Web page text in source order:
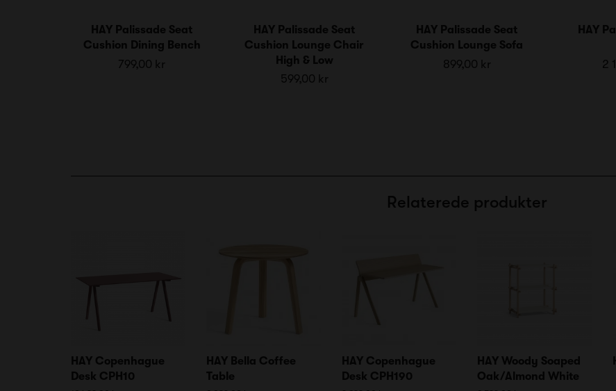
HAY Palissade Seat
Cushion Dining Bench
799,00 kr
HAY Palissade Seat
Cushion Lounge Chair
High & Low
599,00 kr
HAY Palissade Seat
Cushion Lounge Sofa
899,00 kr
HAY
2
Relaterede produkter
HAY Copenhague
Desk CPH10
HAY Bella Coffee
Table
HAY Copenhague
Desk CPH190
HAY Woody Soaped
Oak/Almond White